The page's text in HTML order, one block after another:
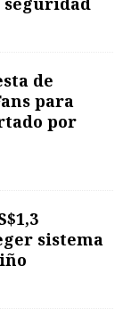
de
para
por
sistema